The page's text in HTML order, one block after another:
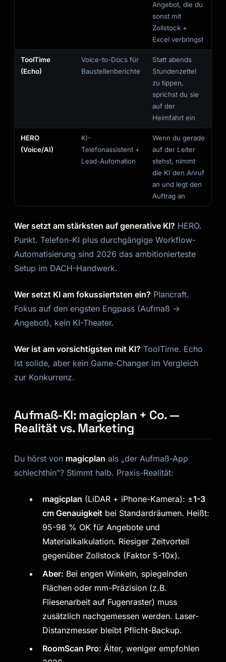
Angebot, die du
sonst mit
Zollstock +
Excel verbringst
ToolTime
(Echo)
Voice-to-Docs für
Baustellenberichte
Statt abends
Stundenzettel
zu tippen,
sprichst du sie
auf der
Heimfahrt ein
HERO
(Voice/AI)
KI-
Telefonassistent +
Lead-Automation
Wenn du gerade
auf der Leiter
stehst, nimmt
die KI den Anruf
an und legt den
Auftrag an
Wer setzt am stärksten auf generative KI? HERO.
Punkt. Telefon-KI plus durchgängige Workflow-
Automatisierung sind 2026 das ambitionierteste
Setup im DACH-Handwerk.
Wer setzt KI am fokussiertsten ein? Plancraft.
Fokus auf den engsten Engpass (Aufmaß →
Angebot), kein KI-Theater.
Wer ist am vorsichtigsten mit KI? ToolTime. Echo
ist solide, aber kein Game-Changer im Vergleich
zur Konkurrenz.
Aufmaß-KI: magicplan + Co. —
Realität vs. Marketing
Du hörst von magicplan als „der Aufmaß-App
schlechthin"? Stimmt halb. Praxis-Realität:
magicplan (LiDAR + iPhone-Kamera): ±1-3
cm Genauigkeit bei Standardräumen. Heißt:
95-98 % OK für Angebote und
Materialkalkulation. Riesiger Zeitvorteil
gegenüber Zollstock (Faktor 5-10x).
Aber: Bei engen Winkeln, spiegelnden
Flächen oder mm-Präzision (z.B.
Fliesenarbeit auf Fugenraster) muss
zusätzlich nachgemessen werden. Laser-
Distanzmesser bleibt Pflicht-Backup.
RoomScan Pro: Älter, weniger empfohlen